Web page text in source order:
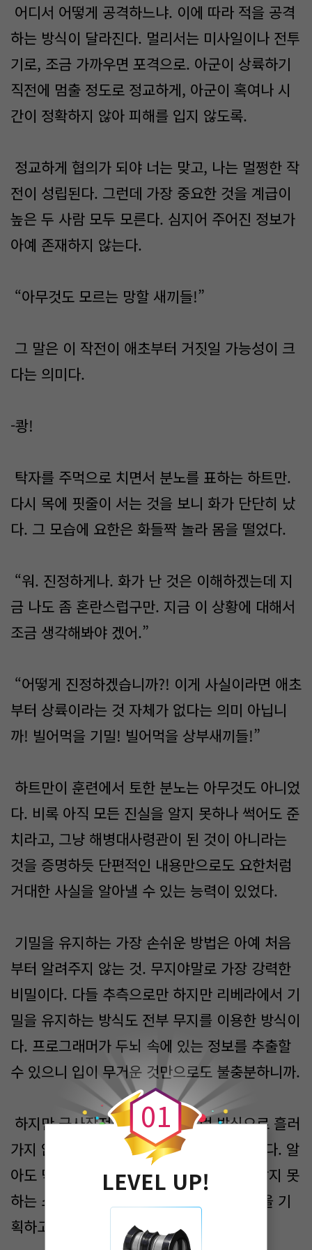
어디서 어떻게 공격하느냐. 이에 따라 적을 공격
하는 방식이 달라진다. 멀리서는 미사일이나 전투
기로, 조금 가까우면 포격으로. 아군이 상륙하기
직전에 멈출 정도로 정교하게, 아군이 혹여나 시
간이 정확하지 않아 피해를 입지 않도록.
정교하게 협의가 되야 너는 맞고, 나는 멀쩡한 작
전이 성립된다. 그런데 가장 중요한 것을 계급이
높은 두 사람 모두 모른다. 심지어 주어진 정보가
아예 존재하지 않는다.
“아무것도 모르는 망할 새끼들!”
그 말은 이 작전이 애초부터 거짓일 가능성이 크
다는 의미다.
-쾅!
탁자를 주먹으로 치면서 분노를 표하는 하트만.
다시 목에 핏줄이 서는 것을 보니 화가 단단히 났
다. 그 모습에 요한은 화들짝 놀라 몸을 떨었다.
“워. 진정하게나. 화가 난 것은 이해하겠는데 지
금 나도 좀 혼란스럽구만. 지금 이 상황에 대해서
조금 생각해봐야 겠어.”
“어떻게 진정하겠습니까?! 이게 사실이라면 애초
부터 상륙이라는 것 자체가 없다는 의미 아닙니
까! 빌어먹을 기밀! 빌어먹을 상부새끼들!”
하트만이 훈련에서 토한 분노는 아무것도 아니었
다. 비록 아직 모든 진실을 알지 못하나 썩어도 준
치라고, 그냥 해병대사령관이 된 것이 아니라는
것을 증명하듯 단편적인 내용만으로도 요한처럼
거대한 사실을 알아낼 수 있는 능력이 있었다.
기밀을 유지하는 가장 손쉬운 방법은 아예 처음
부터 알려주지 않는 것. 무지야말로 가장 강력한
비밀이다. 다들 추측으로만 하지만 리베라에서 기
밀을 유지하는 방식도 전부 무지를 이용한 방식이
다. 프로그래머가 두뇌 속에 있는 정보를 추출할
수 있으니 입이 무거운 것만으로도 불충분하니까.
하지만 군사작전이라는 것은 그런 방식으로 흘러
가지 않는다. 중요한 작전은 두 가지로 나뉜다. 알
아도 막을 수 없는 거대함, 아니면 절대로 알지 못
하는 소규모. 하트만은 전자인 거대한 작전을 기
획하고 있는 줄 알았다.
0
0
1
LEVEL UP!